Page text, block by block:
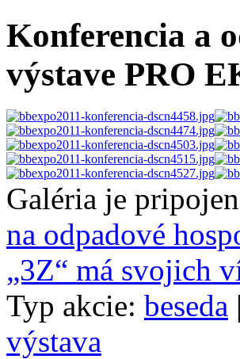
Konferencia a
výstave PRO
Galéria je
na odpadové
„3Z“ má svojich
Typ akcie: beseda |
výstava